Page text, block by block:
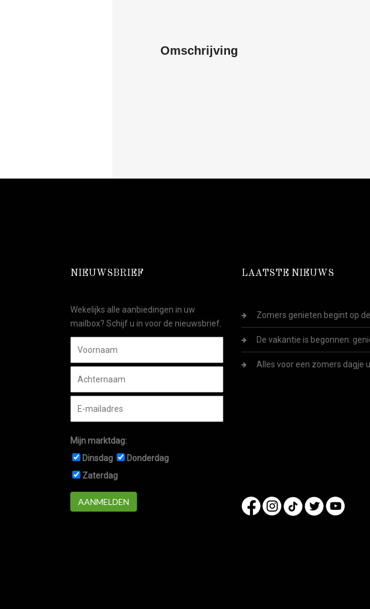
Omschrijving
NIEUWSBRIEF
Wekelijks alle aanbiedingen in uw
mailbox? Schijf u in voor de nieuwsbrief.
Mijn marktdag:
Dinsdag
Donderdag
Zaterdag
AANMELDEN
LAATSTE NIEUWS
Zomers genieten begint op
De vakantie is begonnen:
Alles voor een zomers dagje